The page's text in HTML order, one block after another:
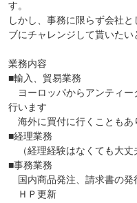
す。
しかし、事務に限らず会社
ブにチャレンジして貰いたい
業務内容
■輸入、貿易業務
ヨーロッパからアンティー
行います
海外に買付に行くこともあ
■経理業務
（経理経験はなくても大丈
■事務業務
国内商品発注、請求書の発
ＨＰ更新